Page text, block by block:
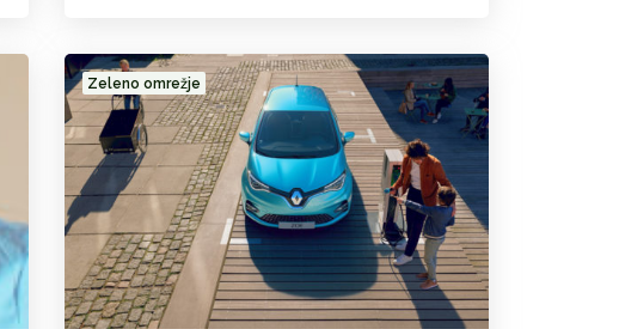
Zeleno omrežje